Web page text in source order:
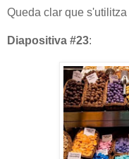
Queda clar que s'utilitza
Diapositiva #23: